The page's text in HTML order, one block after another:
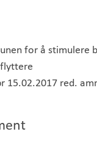
for å stimulere
15.02.2017 red.